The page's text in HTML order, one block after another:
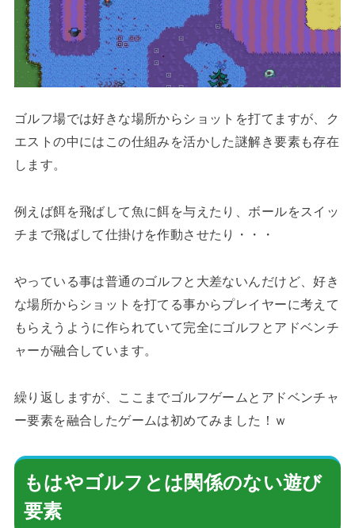
ゴルフ場では好きな場所からショットを打てますが、ク
エストの中にはこの仕組みを活かした謎解き要素も存在
します。
例えば餌を飛ばして魚に餌を与えたり、ボールをスイッ
チまで飛ばして仕掛けを作動させたり・・・
やっている事は普通のゴルフと大差ないんだけど、好き
な場所からショットを打てる事からプレイヤーに考えて
もらえうように作られていて完全にゴルフとアドベンチ
ャーが融合しています。
繰り返しますが、ここまでゴルフゲームとアドベンチャ
ー要素を融合したゲームは初めてみました！ｗ
もはやゴルフとは関係のない遊び
要素